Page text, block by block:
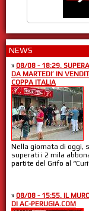
NEWS
» 08/08 - 18:29.
DA MARTEDI’ IN
COPPA ITALIA
Nella giornata di oggi,
superati i 2 mila
partite del Grifo al
» 08/08 - 15:55. IL
DI AC-PERUGIA.COM